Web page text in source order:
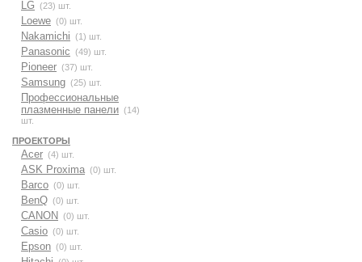
LG (23) шт.
Loewe (0) шт.
Nakamichi (1) шт.
Panasonic (49) шт.
Pioneer (37) шт.
Samsung (25) шт.
Профессиональные
плазменные панели (14)
шт.
ПРОЕКТОРЫ
Acer (4) шт.
ASK Proxima (0) шт.
Barco (0) шт.
BenQ (0) шт.
CANON (0) шт.
Casio (0) шт.
Epson (0) шт.